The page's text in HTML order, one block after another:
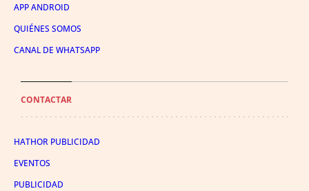
APP ANDROID
QUIÉNES SOMOS
CANAL DE WHATSAPP
CONTACTAR
HATHOR PUBLICIDAD
EVENTOS
PUBLICIDAD